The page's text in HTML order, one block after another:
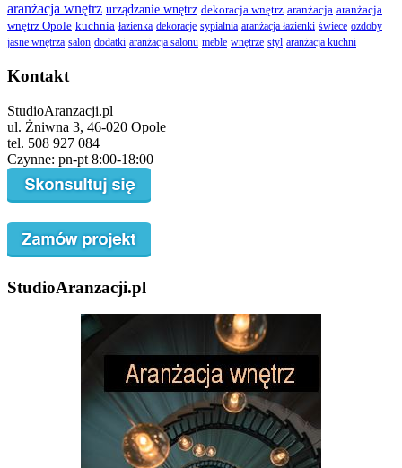
aranżacja wnętrz urządzanie wnętrz dekoracja wnętrz aranżacja aranżacja
wnętrz Opole kuchnia łazienka dekoracje sypialnia aranżacja łazienki świece ozdoby
jasne wnętrza salon dodatki aranżacja salonu meble wnętrze styl aranżacja kuchni
Kontakt
StudioAranzacji.pl
ul. Żniwna 3, 46-020 Opole
tel. 508 927 084
Czynne: pn-pt 8:00-18:00
StudioAranzacji.pl